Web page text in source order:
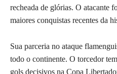
recheada de glórias. O atacante
maiores conquistas recentes da
Sua parceria no ataque
todo o continente. O torcedor
gols decisivos na Copa